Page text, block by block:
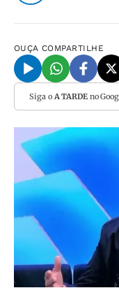
OUÇA COMPARTILHE
Siga o A TARDEno